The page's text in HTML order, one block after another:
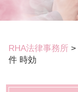
RHA法律事務所 >
件 時効